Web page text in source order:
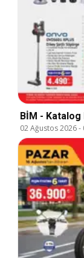
BİM - Katalog
02 Ağustos 2026-